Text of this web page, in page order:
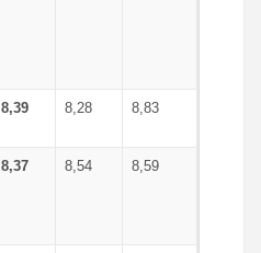
8,39 8,28 8,83
8,37 8,54 8,59